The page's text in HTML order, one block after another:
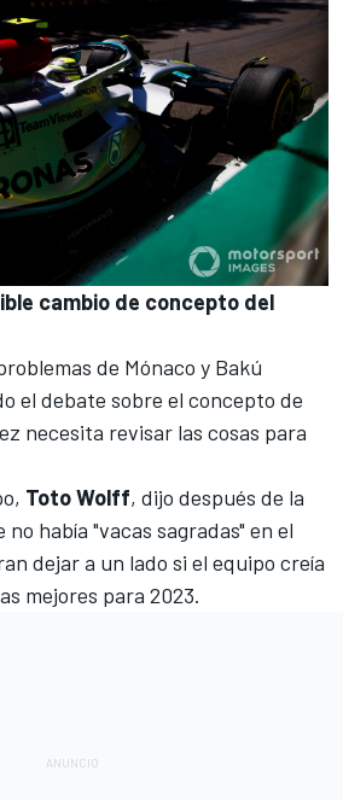
cambio de concepto del
de Mónaco y Bakú
el debate sobre el concepto de
necesita revisar las cosas para
Toto Wolff, dijo después de la
había "vacas sagradas" en el
dejar a un lado si el equipo creía
mejores para 2023.